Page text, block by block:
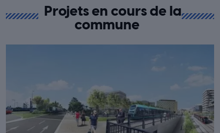
Projets en cours de la
commune